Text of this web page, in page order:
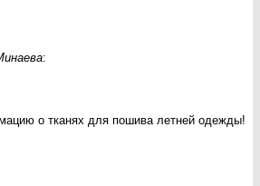
:
о тканях для пошива летней одежды!